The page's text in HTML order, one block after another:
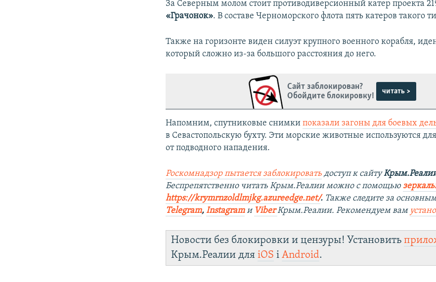
За Северным молом стоит противодиверсионный катер проекта
«Грачонок». В составе Черноморского флота пять катеров такого
Также на горизонте виден силуэт крупного военного корабля,
который сложно из-за большого расстояния до него.
Сайт заблокирован?
Обойдите блокировку!
читать >
Напомним, спутниковые снимкипоказали загоны для боевых
в Севастопольскую бухту. Эти морские животные используются
от подводного нападения.
Роскомнадзор пытается заблокировать доступ к сайту
Беспрепятственно читать Крым.Реалии можно с помощью
https://krymrnzoldlmjkg.azureedge.net/. Также следите за
Telegram, Instagram и ViberКрым.Реалии. Рекомендуем вам
Новости без блокировки и цензуры! Установить
Крым.Реалии дляiOS іAndroid.